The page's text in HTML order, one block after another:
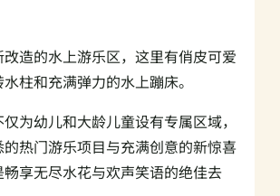
造的水上游乐区，这里有俏皮可爱
柱和充满弹力的水上蹦床。
为幼儿和大龄儿童设有专属区域，
热门游乐项目与充满创意的新惊喜
享无尽水花与欢声笑语的绝佳去